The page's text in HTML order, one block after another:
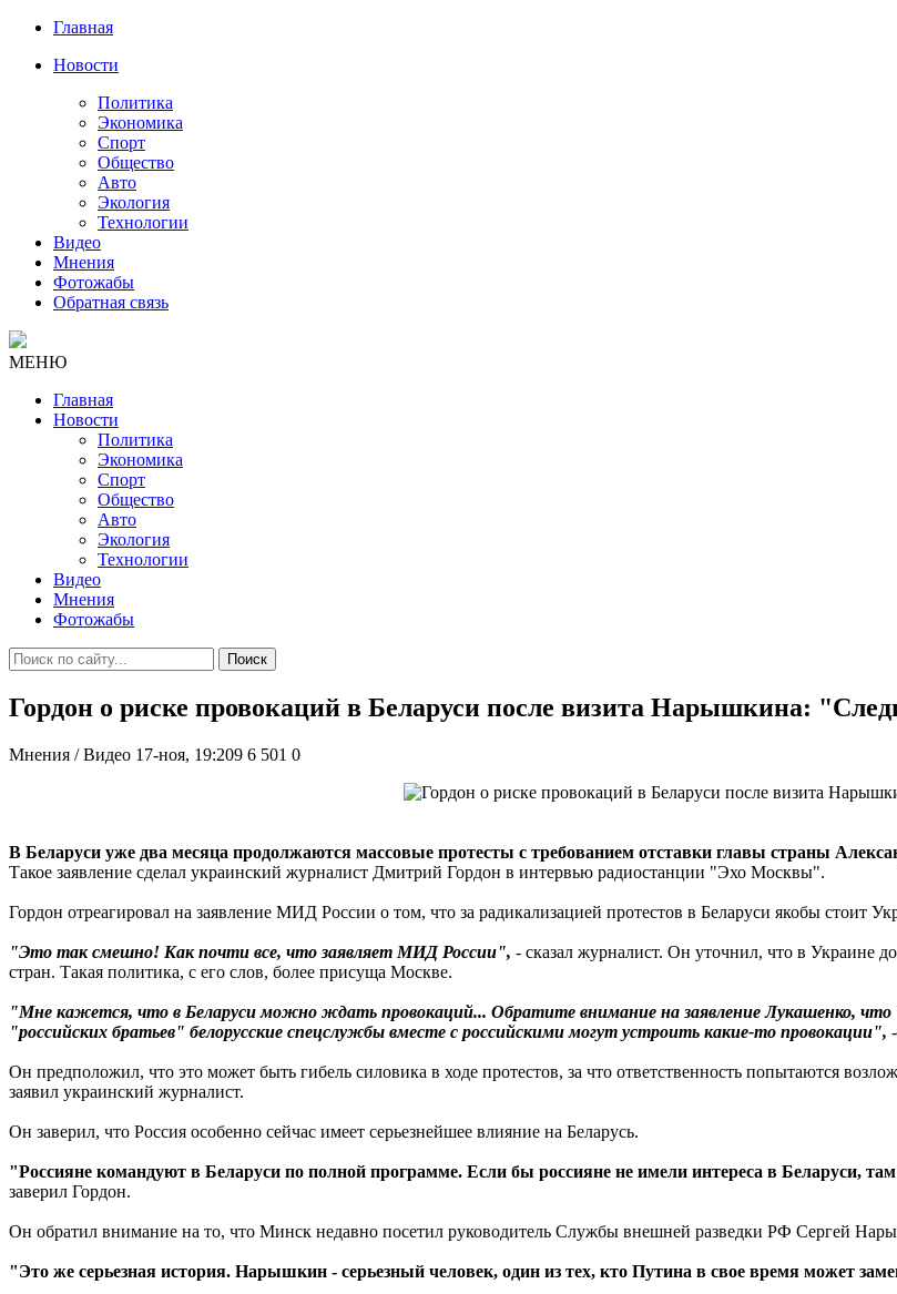
Главная
Новости
Политика
Экономика
Спорт
Общество
Авто
Экология
Технологии
Видео
Мнения
Фотожабы
Обратная связь
МЕНЮ
Главная
Новости
Политика
Экономика
Спорт
Общество
Авто
Экология
Технологии
Видео
Мнения
Фотожабы
Поиск
Гордон о риске провокаций в Беларуси после визита Нарышкина:
Мнения / Видео 17-ноя, 19:209 6 501 0
В Беларуси уже два месяца продолжаются массовые протесты с требованием отставки главы страны
Такое заявление сделал украинский журналист Дмитрий Гордон в интервью радиостанции "Эхо Москвы".
Гордон отреагировал на заявление МИД России о том, что за радикализацией протестов в Беларуси якобы стоит
"Это так смешно! Как почти все, что заявляет МИД России", - сказал журналист. Он уточнил, что в Украине
стран. Такая политика, с его слов, более присуща Москве.
"Мне кажется, что в Беларуси можно ждать провокаций... Обратите внимание на заявление Лукашенко,
"российских братьев" белорусские спецслужбы вместе с российскими могут устроить какие-то провокации",
Он предположил, что это может быть гибель силовика в ходе протестов, за что ответственность попытаются
заявил украинский журналист.
Он заверил, что Россия особенно сейчас имеет серьезнейшее влияние на Беларусь.
"Россияне командуют в Беларуси по полной программе. Если бы россияне не имели интереса в Беларуси,
заверил Гордон.
Он обратил внимание на то, что Минск недавно посетил руководитель Службы внешней разведки РФ Сергей
"Это же серьезная история. Нарышкин - серьезный человек, один из тех, кто Путина в свое время может